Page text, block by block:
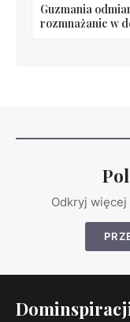
Guzmania
rozmnażanie w
Odkryj